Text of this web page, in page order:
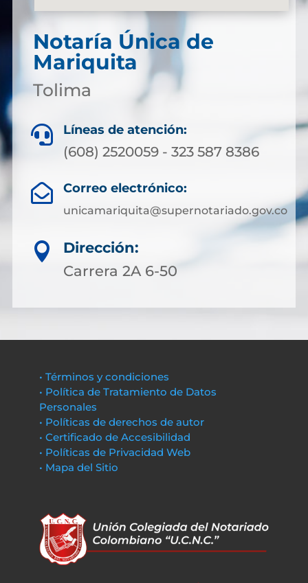
Notaría Única de
Mariquita
Tolima
 Líneas de atención:
(608) 2520059 - 323 587 8386
 Correo electrónico:
unicamariquita@supernotariado.gov.co

Dirección:
Carrera 2A 6-50
• Términos y condiciones
• Política de Tratamiento de Datos
Personales
• Políticas de derechos de autor
• Certificado de Accesibilidad
• Políticas de Privacidad Web
• Mapa del Sitio